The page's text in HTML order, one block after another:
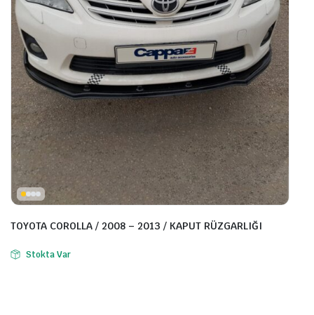
TOYOTA COROLLA / 2008 – 2013 / KAPUT RÜZGARLIĞI
Stokta Var